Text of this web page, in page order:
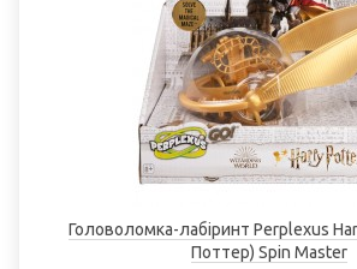
Головоломка-лабіринт Perplexus
Поттер) Spin Master